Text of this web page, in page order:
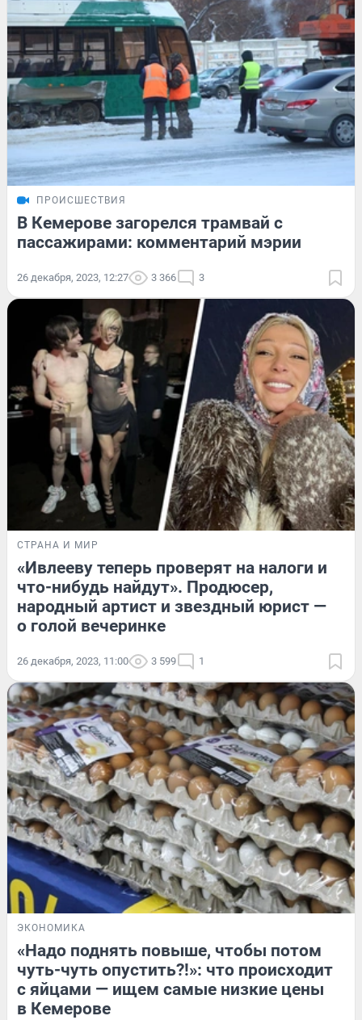
ПРОИСШЕСТВИЯ
В Кемерове загорелся трамвай с
пассажирами: комментарий мэрии
26 декабря, 2023, 12:27 3 366 3
СТРАНА И МИР
«Ивлееву теперь проверят на налоги и
что-нибудь найдут». Продюсер,
народный артист и звездный юрист —
о голой вечеринке
26 декабря, 2023, 11:00 3 599 1
ЭКОНОМИКА
«Надо поднять повыше, чтобы потом
чуть-чуть опустить?!»: что происходит
с яйцами — ищем самые низкие цены
в Кемерове